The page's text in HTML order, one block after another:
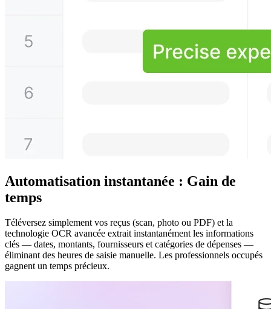
Automatisation instantanée : Gain de
temps
Téléversez simplement vos reçus (scan, photo ou PDF) et la
technologie OCR avancée extrait instantanément les informations
clés — dates, montants, fournisseurs et catégories de dépenses —
éliminant des heures de saisie manuelle. Les professionnels occupés
gagnent un temps précieux.